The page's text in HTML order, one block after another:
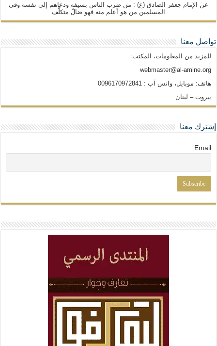
عن الإمام جعفر الصادق (ع) : من ضرب الناس بسيفه ودعاهم إلى نفسه وفي
المسلمين من هو أعلم منه فهو ضالّ متكلّف
تواصل معنا
للمزيد من المعلومات، المكتب:
webmaster@al-amine.org
هاتف: موبايل، واتس آب : 0096170972841
بيروت – لبنان
إشترك معنا
Email